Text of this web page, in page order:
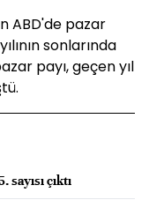
ABD'de pazar
sonlarında
payı, geçen yıl
çıktı